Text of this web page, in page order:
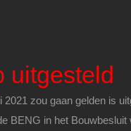
uitgesteld
zou gaan gelden is
BENG in het Bouwbesluit